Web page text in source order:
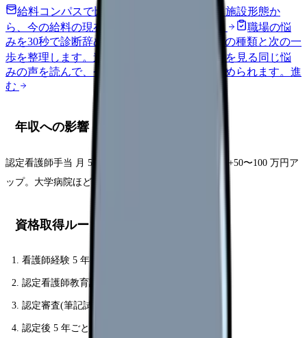
給料コンパスで比較する
地域・経験年数・施設形態か
ら、今の給料の現在地を確認できます。
進む
職場の悩
みを30秒で診断辞めるべきか迷う前に、悩みの種類と次の一
歩を整理します。 進む 匿名掲示板で本音を見る 同じ悩
みの声を読んで、今の職場だけの問題か確かめられます。 進
む
年収への影響
認定看護師手当 月 5,000〜30,000 円。年収ベースで +50〜100 万円ア
ップ。大学病院ほど手当が手厚い。
資格取得ルート
看護師経験 5 年以上(うち分野 3 年)
認定看護師教育課程 6 ヶ月(費用 80〜120 万円)
認定審査(筆記試験 + 書類審査)
認定後 5 年ごとに更新